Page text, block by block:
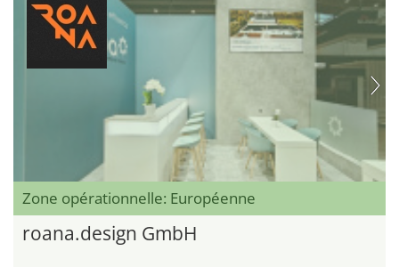
Zone opérationnelle: Européenne
roana.design GmbH